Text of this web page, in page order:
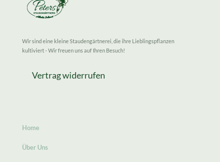
Wir sind eine kleine Staudengärtnerei, die ihre Lieblingspflanzen
kultiviert - Wir freuen uns auf Ihren Besuch!
Vertrag widerrufen
Home
Über Uns